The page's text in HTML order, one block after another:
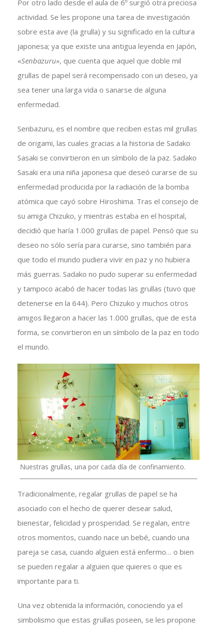
Por otro lado desde el aula de 6º surgió otra preciosa
actividad. Se les propone una tarea de investigación
sobre esta ave (la grulla) y su significado en la cultura
japonesa; ya que existe una antigua leyenda en Japón,
«Senbazuru», que cuenta que aquel que doble mil
grullas de papel será recompensado con un deseo, ya
sea tener una larga vida o sanarse de alguna
enfermedad.
Senbazuru, es el nombre que reciben estas mil grullas
de origami, las cuales gracias a la historia de Sadako
Sasaki se convirtieron en un símbolo de la paz. Sadako
Sasaki era una niña japonesa que deseó curarse de su
enfermedad producida por la radiación de la bomba
atómica que cayó sobre Hiroshima. Tras el consejo de
su amiga Chizuko, y mientras estaba en el hospital,
decidió que haría 1.000 grullas de papel. Pensó que su
deseo no sólo sería para curarse, sino también para
que todo el mundo pudiera vivir en paz y no hubiera
más guerras. Sadako no pudo superar su enfermedad
y tampoco acabó de hacer todas las grullas (tuvo que
detenerse en la 644). Pero Chizuko y muchos otros
amigos llegaron a hacer las 1.000 grullas, que de esta
forma, se convirtieron en un símbolo de la paz en todo
el mundo.
Nuestras grullas, una por cada día de confinamiento.
Tradicionalmente, regalar grullas de papel se ha
asociado con el hecho de querer desear salud,
bienestar, felicidad y prosperidad. Se regalan, entre
otros momentos, cuando nace un bebé, cuando una
pareja se casa, cuando alguien está enfermo… o bien
se pueden regalar a alguien que quieres o que es
importante para ti.
Una vez obtenida la información, conociendo ya el
simbolismo que estas grullas poseen, se les propone